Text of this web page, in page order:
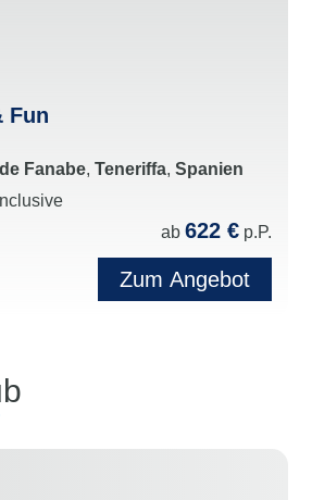
Fun
Fanabe, Teneriffa, Spanien
ab 622 €p.P.
Zum Angebot